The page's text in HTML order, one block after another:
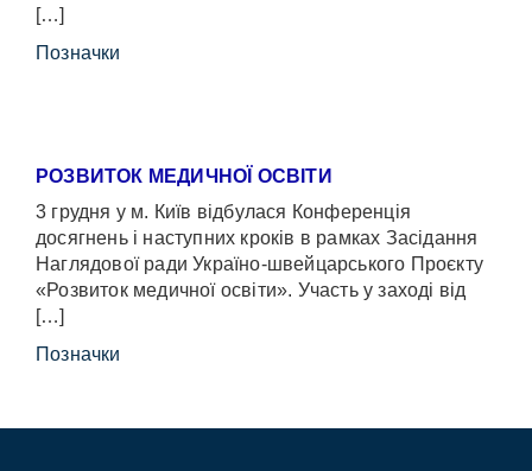
[…]
Позначки
РОЗВИТОК МЕДИЧНОЇ ОСВІТИ
3 грудня у м. Київ відбулася Конференція
досягнень і наступних кроків в рамках Засідання
Наглядової ради Україно-швейцарського Проєкту
«Розвиток медичної освіти». Участь у заході від
[…]
Позначки